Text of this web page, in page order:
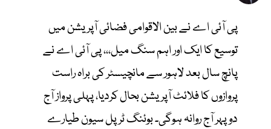
پی آئی اے نے بین الاقوامی فضائی آپریشن میں
توسیع کا ایک اور اہم سنگ میل،،، پی آئی اے نے
پانچ سال بعد لاہور سے مانچیسٹر کی براہ راست
پروازوں کا فلائٹ آپریشن بحال کردیا، پہلی پرواز آج
دوپہر آج روانہ ہوگی۔ بوئنگ ٹرپل سیون طیارے